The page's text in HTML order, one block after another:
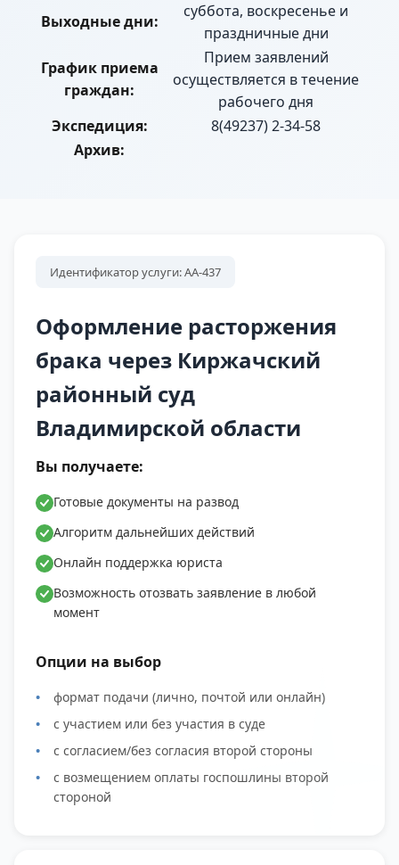
Выходные дни:
суббота, воскресенье и
праздничные дни
График приема
граждан:
Прием заявлений
осуществляется в течение
рабочего дня
Экспедиция:
8(49237) 2-34-58
Архив:
Идентификатор услуги: АА-437
Оформление расторжения
брака через Киржачский
районный суд
Владимирской области
Вы получаете:
Готовые документы на развод
Алгоритм дальнейших действий
Онлайн поддержка юриста
Возможность отозвать заявление в любой
момент
Опции на выбор
формат подачи (лично, почтой или онлайн)
с участием или без участия в суде
с согласием/без согласия второй стороны
с возмещением оплаты госпошлины второй
стороной